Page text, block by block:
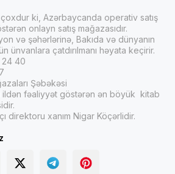
çoxdur ki, Azərbaycanda operativ satış
onlayn satış mağazasıdır.
və şəhərlərinə, Bakıda və dünyanın
ünvanlara çatdırılmanı həyata keçirir.
24 40
Şəbəkəsi
fəaliyyət göstərən ən böyük kitab
direktoru xanım Nigar Köçərlidir.